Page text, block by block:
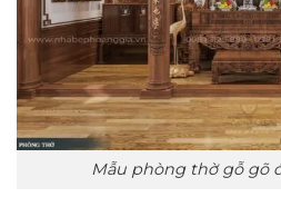
Mẫu phòng thờ gỗ gõ